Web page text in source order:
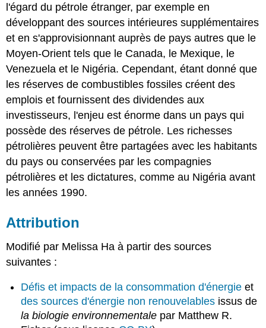
l'égard du pétrole étranger, par exemple en
développant des sources intérieures supplémentaires
et en s'approvisionnant auprès de pays autres que le
Moyen-Orient tels que le Canada, le Mexique, le
Venezuela et le Nigéria. Cependant, étant donné que
les réserves de combustibles fossiles créent des
emplois et fournissent des dividendes aux
investisseurs, l'enjeu est énorme dans un pays qui
possède des réserves de pétrole. Les richesses
pétrolières peuvent être partagées avec les habitants
du pays ou conservées par les compagnies
pétrolières et les dictatures, comme au Nigéria avant
les années 1990.
Attribution
Modifié par Melissa Ha à partir des sources
suivantes :
Défis et impacts de la consommation d'énergie et
des sources d'énergie non renouvelables issus de
la biologie environnementale par Matthew R.